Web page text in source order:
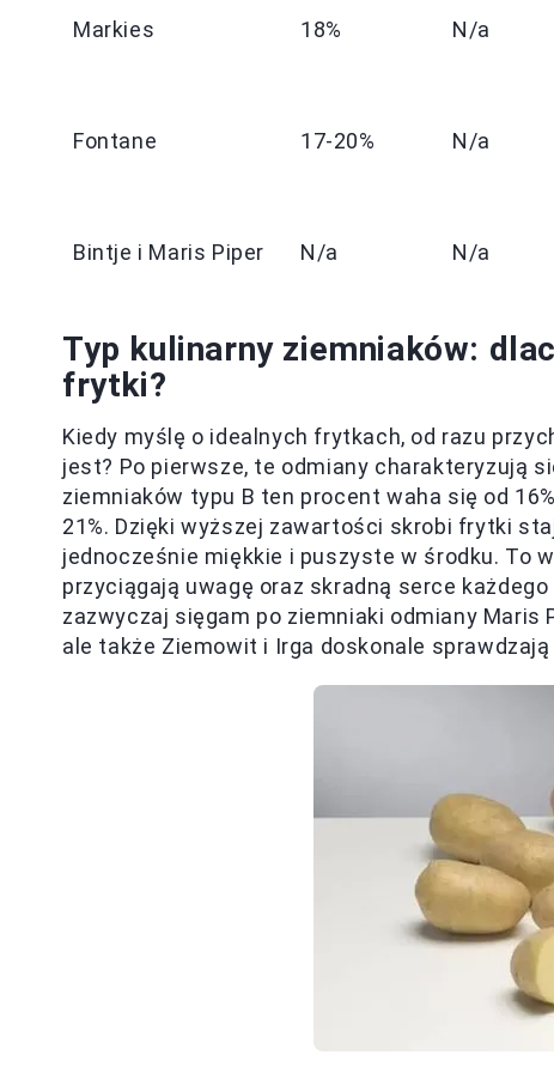
Markies 18% N/a
Fontane 17-20% N/a
Bintje i Maris Piper N/a N/a
Typ kulinarny ziemniaków:
frytki?
Kiedy myślę o idealnych frytkach, od razu
jest? Po pierwsze, te odmiany charakteryzują
ziemniaków typu B ten procent waha się od
21%. Dzięki wyższej zawartości skrobi frytki
jednocześnie miękkie i puszyste w środku. To
przyciągają uwagę oraz skradną serce
zazwyczaj sięgam po ziemniaki odmiany Maris
ale także Ziemowit i Irga doskonale